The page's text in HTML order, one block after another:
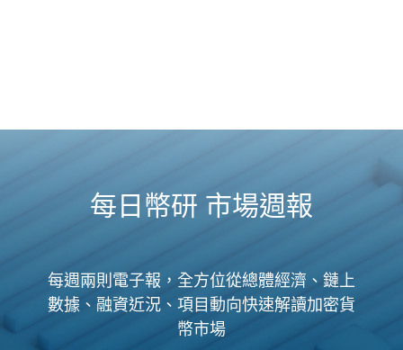
每日幣研 市場週報
每週兩則電子報，全方位從總體經濟、鏈上
數據、融資近況、項目動向快速解讀加密貨
幣市場